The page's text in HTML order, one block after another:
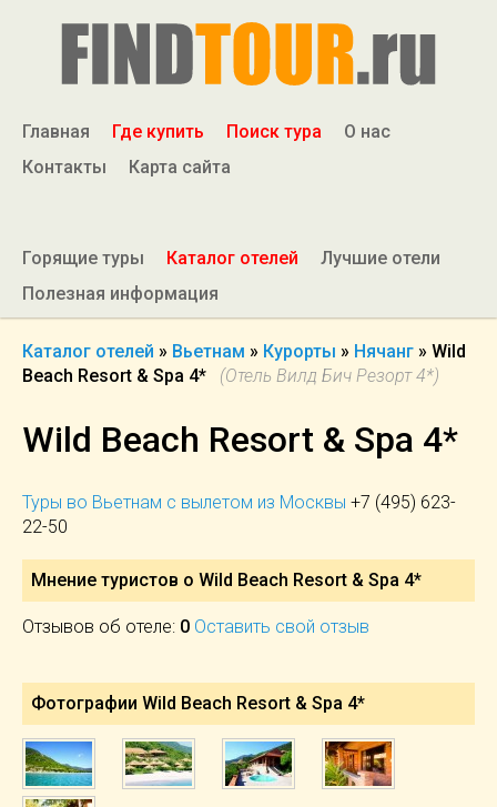
Главная Где купить Поиск тура
О нас
Контакты
Карта сайта
Горящие туры Каталог отелей
Лучшие отели
Полезная информация
Каталог отелей » Вьетнам » Курорты » Нячанг » Wild
Beach Resort & Spa 4*
(Отель Вилд Бич Резорт 4*)
Wild Beach Resort & Spa 4*
Туры во Вьетнам с вылетом из Москвы +7 (495) 623-
22-50
Мнение туристов о Wild Beach Resort & Spa 4*
Отзывов об отеле: 0 Оставить свой отзыв
Фотографии Wild Beach Resort & Spa 4*